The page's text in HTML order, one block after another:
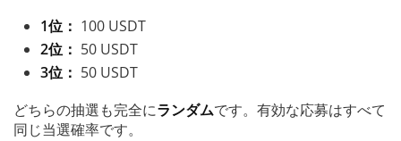
1位： 100 USDT
2位： 50 USDT
3位： 50 USDT
どちらの抽選も完全にランダムです。有効な応募はすべて
同じ当選確率です。